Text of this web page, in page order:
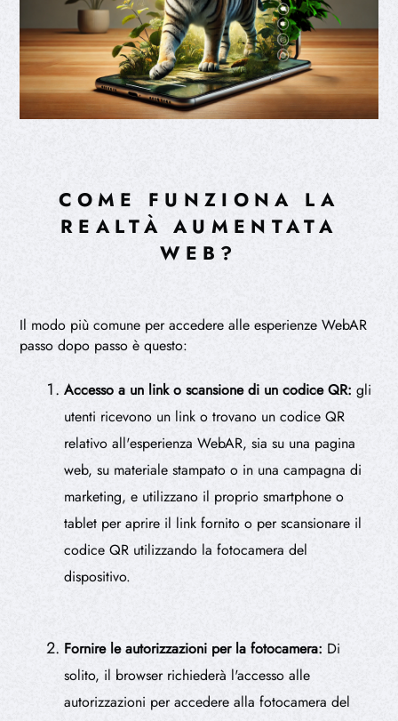
COME FUNZIONA LA
REALTÀ AUMENTATA
WEB?
Il modo più comune per accedere alle esperienze WebAR
passo dopo passo è questo:
Accesso a un link o scansione di un codice QR: gli
utenti ricevono un link o trovano un codice QR
relativo all'esperienza WebAR, sia su una pagina
web, su materiale stampato o in una campagna di
marketing, e utilizzano il proprio smartphone o
tablet per aprire il link fornito o per scansionare il
codice QR utilizzando la fotocamera del
dispositivo.
Fornire le autorizzazioni per la fotocamera: Di
solito, il browser richiederà l'accesso alle
autorizzazioni per accedere alla fotocamera del